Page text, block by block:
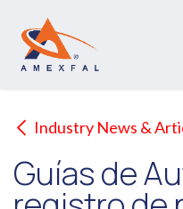
Industry News &
Guías de